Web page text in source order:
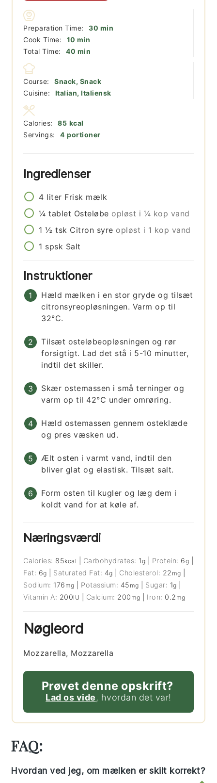
Preparation Time: 30 minutter
min
Cook Time:
10 minutter
min
Total Time:
40 minutter
min
Course:
Snack, Snack
Cuisine:
Italian, Italiensk
Servings: 4 portioner
Calories: 85 kcal
Ingredienser
4 liter Frisk mælk
¼ tablet Osteløbe opløst i ¼ kop vand
1 ½ tsk Citron syre opløst i 1 kop vand
1 spsk Salt
Instruktioner
Hæld mælken i en stor gryde og tilsæt
citronsyreopløsningen. Varm op til
32°C.
Tilsæt osteløbeopløsningen og rør
forsigtigt. Lad det stå i 5-10 minutter,
indtil det skiller.
Skær ostemassen i små terninger og
varm op til 42°C under omrøring.
Hæld ostemassen gennem osteklæde
og pres væsken ud.
Ælt osten i varmt vand, indtil den
bliver glat og elastisk. Tilsæt salt.
Form osten til kugler og læg dem i
koldt vand for at køle af.
Næringsværdi
Calories: 85kcal Carbohydrates: 1g Protein: 6g
Fat: 6g Saturated Fat: 4g Cholesterol: 22 mg
Sodium: 176 mg Potassium: 45 mg Sugar: 1g
Vitamin A: 200IU Calcium: 200 mg Iron: 0.2 mg
Nøgleord
Mozzarella, Mozzarella
Prøvet denne opskrift?
Lad os vide, hvordan det var!
FAQ:
Hvordan ved jeg, om mælken er skilt korrekt?